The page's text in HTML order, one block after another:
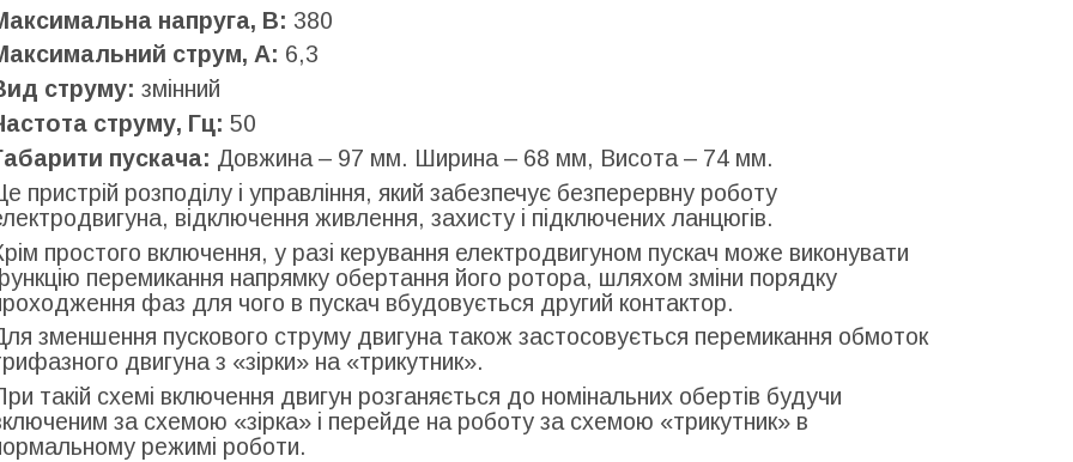
напруга, В: 380
струм, А: 6,3
струму: змінний
струму, Гц: 50
пускача: Довжина – 97 мм. Ширина – 68 мм, Висота – 74 мм.
пристрій розподілу і управління, який забезпечує безперервну роботу
відключення живлення, захисту і підключених ланцюгів.
простого включення, у разі керування електродвигуном пускач може виконувати
перемикання напрямку обертання його ротора, шляхом зміни порядку
фаз для чого в пускач вбудовується другий контактор.
зменшення пускового струму двигуна також застосовується перемикання обмоток
двигуна з «зірки» на «трикутник».
такій схемі включення двигун розганяється до номінальних обертів будучи
за схемою «зірка» і перейде на роботу за схемою «трикутник» в
режимі роботи.